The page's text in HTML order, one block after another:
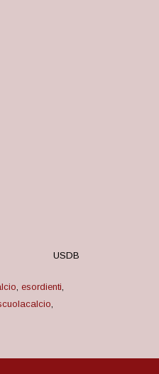
USDB
, esordienti,
,